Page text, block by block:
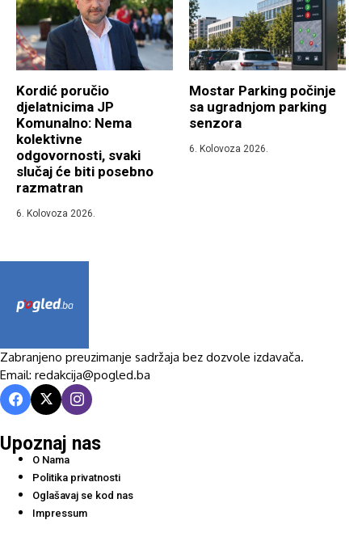
Kordić poručio
djelatnicima JP
Komunalno: Nema
kolektivne
odgovornosti, svaki
slučaj će biti posebno
razmatran
6. Kolovoza 2026.
Mostar Parking počinje
sa ugradnjom parking
senzora
6. Kolovoza 2026.
Zabranjeno preuzimanje sadržaja bez dozvole izdavača.
Email: redakcija@pogled.ba
Upoznaj nas
O Nama
Politika privatnosti
Oglašavaj se kod nas
Impressum